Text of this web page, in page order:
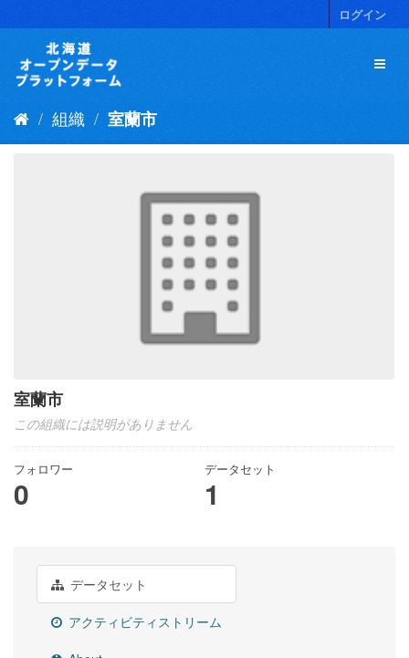
キ
ログイン
組織 室蘭市
室蘭市
この組織には説明がありません
フォロワー
0
データセット
1
データセット
アクティビティストリーム